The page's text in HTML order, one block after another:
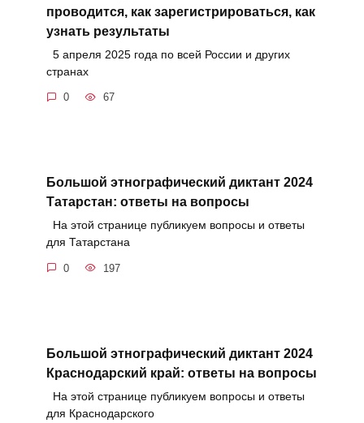
проводится, как зарегистрироваться, как
узнать результаты
5 апреля 2025 года по всей России и других
странах
0 67
Большой этнографический диктант 2024
Татарстан: ответы на вопросы
На этой странице публикуем вопросы и ответы
для Татарстана
0 197
Большой этнографический диктант 2024
Краснодарский край: ответы на вопросы
На этой странице публикуем вопросы и ответы
для Краснодарского